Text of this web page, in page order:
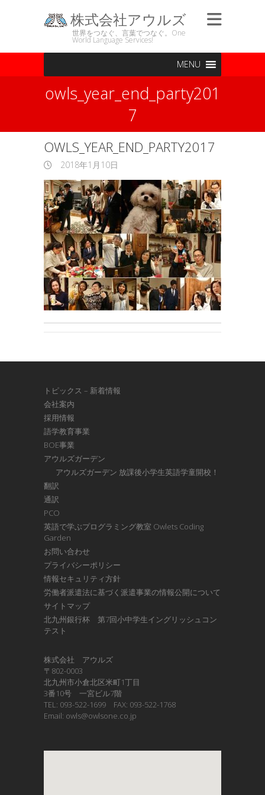
株式会社アウルズ
世界をつなぐ、言葉でつなぐ。One
World Language Services!
MENU
owls_year_end_party201
7
OWLS_YEAR_END_PARTY2017
2018年1月10日
トピックス – 新着情報
会社案内
採用情報
語学教育事業
BOE事業
アウルズガーデン
アウルズガーデン 放課後小学生英語学童開校！
翻訳
通訳
PCO
英語で学ぶプログラミング教室 Owlets Coding
Garden
お問い合わせ
プライバシーポリシー
情報セキュリティ方針
労働者派遣法に基づく派遣事業の情報公開について
サイトマップ
北九州銀行杯 第7回小中学生イングリッシュコン
テスト
株式会社 アウルズ
〒802-0003
北九州市小倉北区米町1丁目
3番10号 一宮ビル7階
TEL: 093-522-1699 FAX: 093-522-1768
Email: owls@owlsone.co.jp